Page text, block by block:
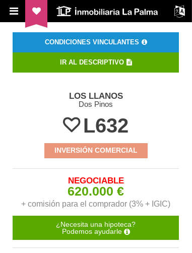
ILP Inmobiliaria La Palma
CONDICIONES VINCULANTES
IR AL DESCRIPTIVO
LOS LLANOS
Dos Pinos
L632
INVERSIÓN COMERCIAL
NEGOCIABLE
620.000 €
+ comisión para el comprador (3% + IGIC)
¿Necesita una hipoteca?
Podemos ayudarle